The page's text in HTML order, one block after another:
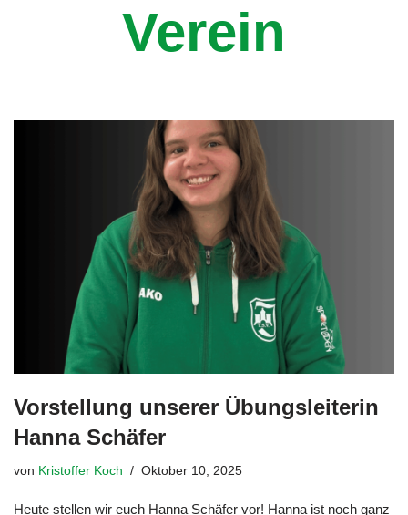
Verein
Vorstellung unserer Übungsleiterin
Hanna Schäfer
von Kristoffer Koch Oktober 10, 2025
Heute stellen wir euch Hanna Schäfer vor! Hanna ist noch ganz